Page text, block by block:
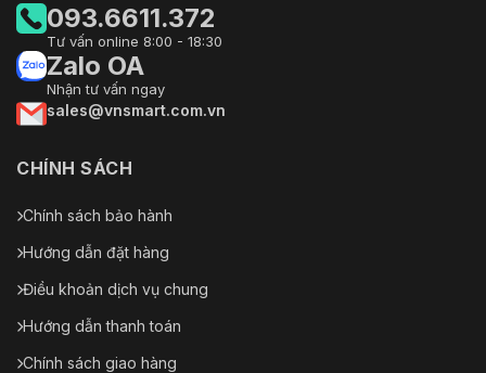
093.6611.372
Tư vấn online 8:00 - 18:30
Zalo OA
Nhận tư vấn ngay
sales@vnsmart.com.vn
CHÍNH SÁCH
Chính sách bảo hành
Hướng dẫn đặt hàng
Điều khoản dịch vụ chung
Hướng dẫn thanh toán
Chính sách giao hàng